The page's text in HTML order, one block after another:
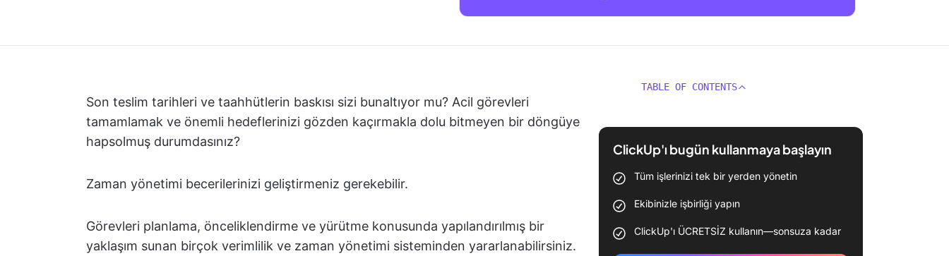
Son teslim tarihleri ve taahhütlerin baskısı sizi bunaltıyor mu? Acil görevleri
tamamlamak ve önemli hedeflerinizi gözden kaçırmakla dolu bitmeyen bir döngüye
hapsolmuş durumdasınız?
Zaman yönetimi becerilerinizi geliştirmeniz gerekebilir.
Görevleri planlama, önceliklendirme ve yürütme konusunda yapılandırılmış bir
yaklaşım sunan birçok verimlilik ve zaman yönetimi sisteminden yararlanabilirsiniz.
TABLE OF CONTENTS
ClickUp'ı bugün kullanmaya başlayın
Tüm işlerinizi tek bir yerden yönetin
Ekibinizle işbirliği yapın
ClickUp'ı ÜCRETSİZ kullanın—sonsuza kadar